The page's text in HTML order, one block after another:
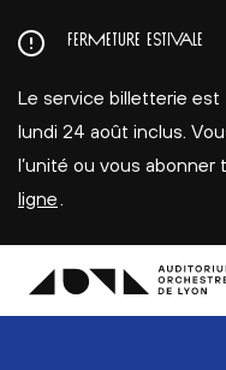
au
principal
FERMETURE ESTIVALE
Le service billetterie
lundi 24 août inclus.
l’unité ou vous
ligne